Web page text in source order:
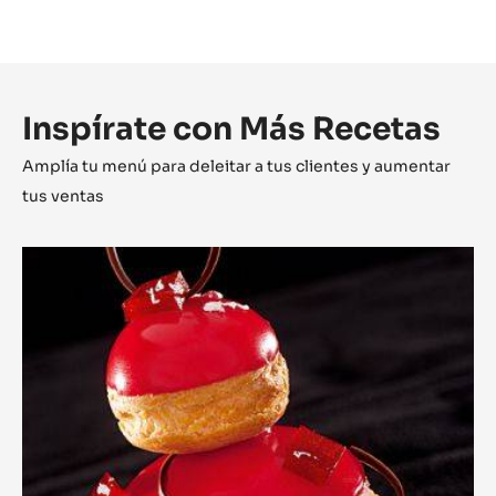
Inspírate con Más Recetas
Amplía tu menú para deleitar a tus clientes y aumentar
tus ventas
Religieuse
Frambuesa